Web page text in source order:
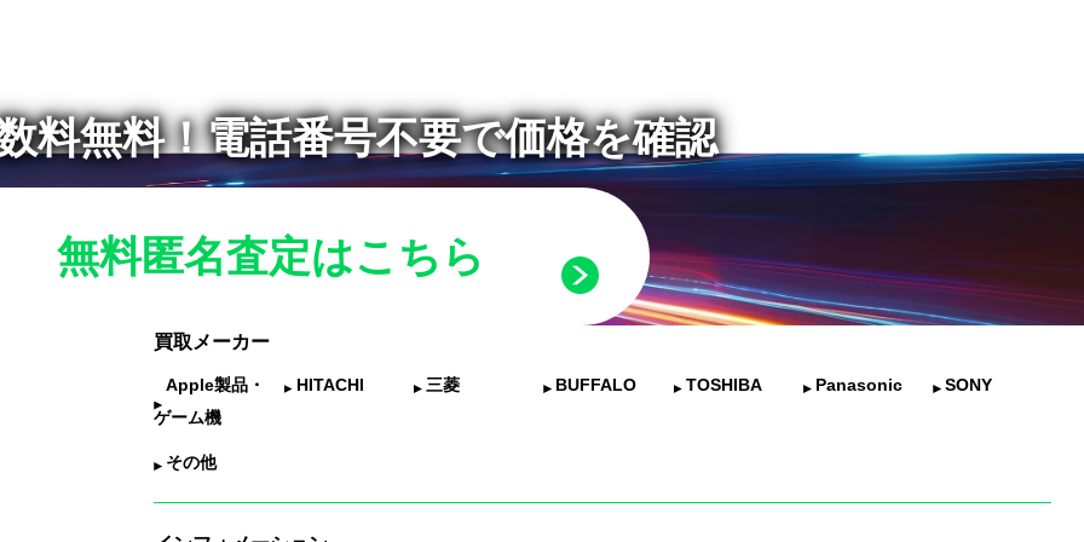
料無料！電話番号不要で価格を確認
無料匿名査定はこちら
買取メーカー
Apple製品・
ゲーム機
HITACHI 三菱 BUFFALO TOSHIBA Panasonic SONY
その他